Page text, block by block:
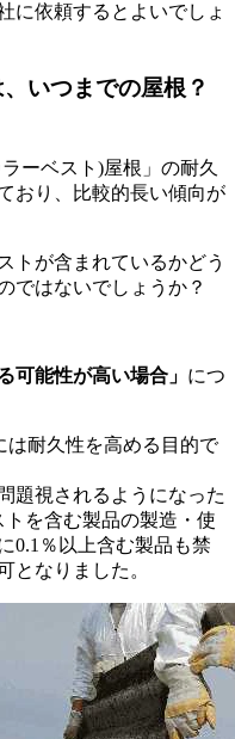
に依頼するとよいでしょ
いつまでの屋根？
ーベスト)屋根」の耐久
おり、比較的長い傾向が
トが含まれているかどう
ではないでしょうか？
可能性が高い場合」 につ
は耐久性を高める目的で
題視されるようになった
を含む製品の製造・使
0.1％以上含む製品も禁
となりました。